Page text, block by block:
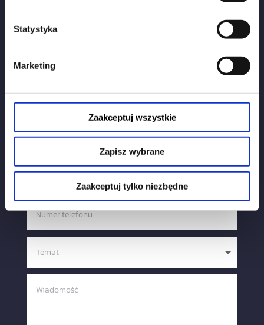
Statystyka
Marketing
Zaakceptuj wszystkie
Zapisz wybrane
Zaakceptuj tylko niezbędne
Napisz do nas: